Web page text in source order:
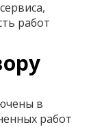
работ
в
работ